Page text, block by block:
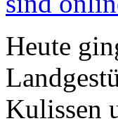
Heute
Kulissen